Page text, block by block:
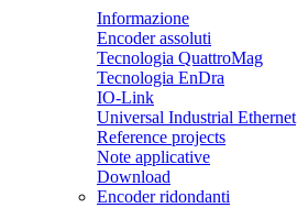
Informazione
Encoder assoluti
Tecnologia QuattroMag
Tecnologia EnDra
IO-Link
Universal Industrial Ethernet
Reference projects
Note applicative
Download
Encoder ridondanti